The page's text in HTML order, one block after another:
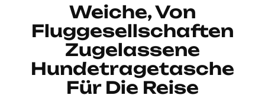
Weiche, Von
Fluggesellschaften
Zugelassene
Hundetragetasche
Für Die Reise